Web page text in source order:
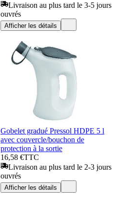
Livraison au plus tard le 3-5 jours
ouvrés
Afficher les détails
Gobelet gradué Pressol HDPE 5 l
avec couvercle/bouchon de
protection à la sortie
16,58 €TTC
Livraison au plus tard le 2-3 jours
ouvrés
Afficher les détails